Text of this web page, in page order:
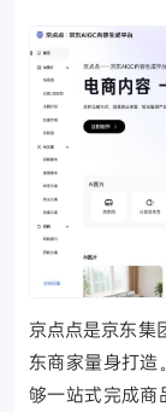
京点点是京东集
东商家量身打
够一站式完成商